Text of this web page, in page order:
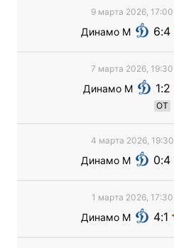
9 марта 2026, 17:00
Динамо М 6 4
7 марта 2026, 19:30
Динамо М 1 2
ОТ
4 марта 2026, 19:30
Динамо М 0 4
1 марта 2026, 17:30
Динамо М 4 1